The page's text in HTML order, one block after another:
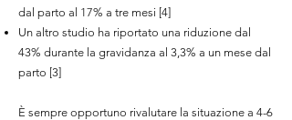
dal parto al 17% a tre mesi [4]
Un altro studio ha riportato una riduzione dal
43% durante la gravidanza al 3,3% a un mese dal
parto [3]
È sempre opportuno rivalutare la situazione a 4-6